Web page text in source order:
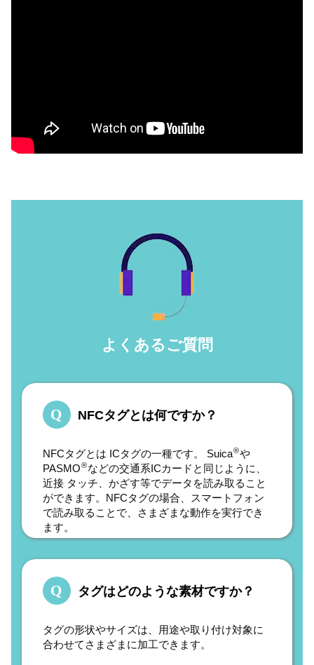
よくあるご質問
NFCタグとは何ですか？
NFCタグとは ICタグの一種です。 Suica®や
PASMO®などの交通系ICカードと同じように、
近接 タッチ、かざす等でデータを読み取ること
ができます。NFCタグの場合、スマートフォン
で読み取ることで、さまざまな動作を実行でき
ます。
タグはどのような素材ですか？
タグの形状やサイズは、用途や取り付け対象に
合わせてさまざまに加工できます。